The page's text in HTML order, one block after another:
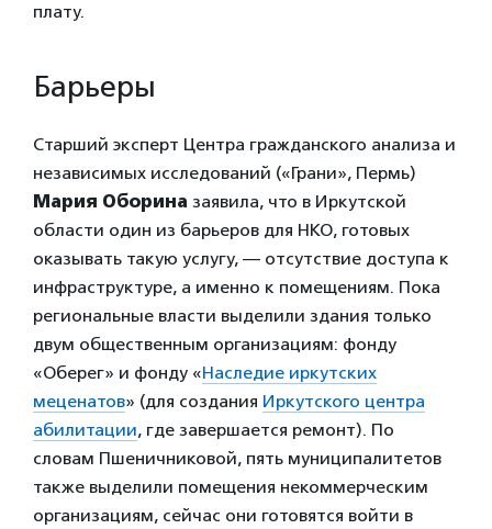
плату.
Барьеры
Старший эксперт Центра гражданского анализа и
независимых исследований («Грани», Пермь)
Мария Оборина заявила, что в Иркутской
области один из барьеров для НКО, готовых
оказывать такую услугу, — отсутствие доступа к
инфраструктуре, а именно к помещениям. Пока
региональные власти выделили здания только
двум общественным организациям: фонду
«Оберег» и фонду «Наследие иркутских
меценатов» (для создания Иркутского центра
абилитации, где завершается ремонт). По
словам Пшеничниковой, пять муниципалитетов
также выделили помещения некоммерческим
организациям, сейчас они готовятся войти в